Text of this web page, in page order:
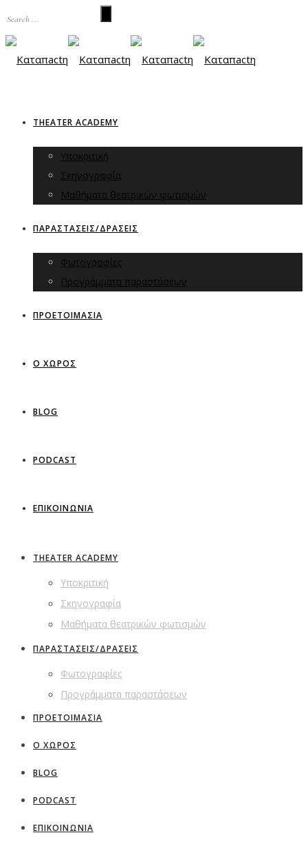
THEATER ACADEMY
Υποκριτική
Σκηνογραφία
Μαθήματα θεατρικών φωτισμών
ΠΑΡΑΣΤΑΣΕΙΣ/ΔΡΑΣΕΙΣ
Φωτογραφίες
Προγράμματα παραστάσεων
ΠΡΟΕΤΟΙΜΑΣΙΑ
Ο ΧΩΡΟΣ
BLOG
PODCAST
ΕΠΙΚΟΙΝΩΝΙΑ
THEATER ACADEMY
Υποκριτική
Σκηνογραφία
Μαθήματα θεατρικών φωτισμών
ΠΑΡΑΣΤΑΣΕΙΣ/ΔΡΑΣΕΙΣ
Φωτογραφίες
Προγράμματα παραστάσεων
ΠΡΟΕΤΟΙΜΑΣΙΑ
Ο ΧΩΡΟΣ
BLOG
PODCAST
ΕΠΙΚΟΙΝΩΝΙΑ